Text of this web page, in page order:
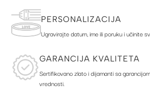
PERSONALIZACIJA
Ugravirajte datum, ime ili poruku i učinite
GARANCIJA KVALITETA
Sertifikovano zlato i dijamanti sa
vrednosti.